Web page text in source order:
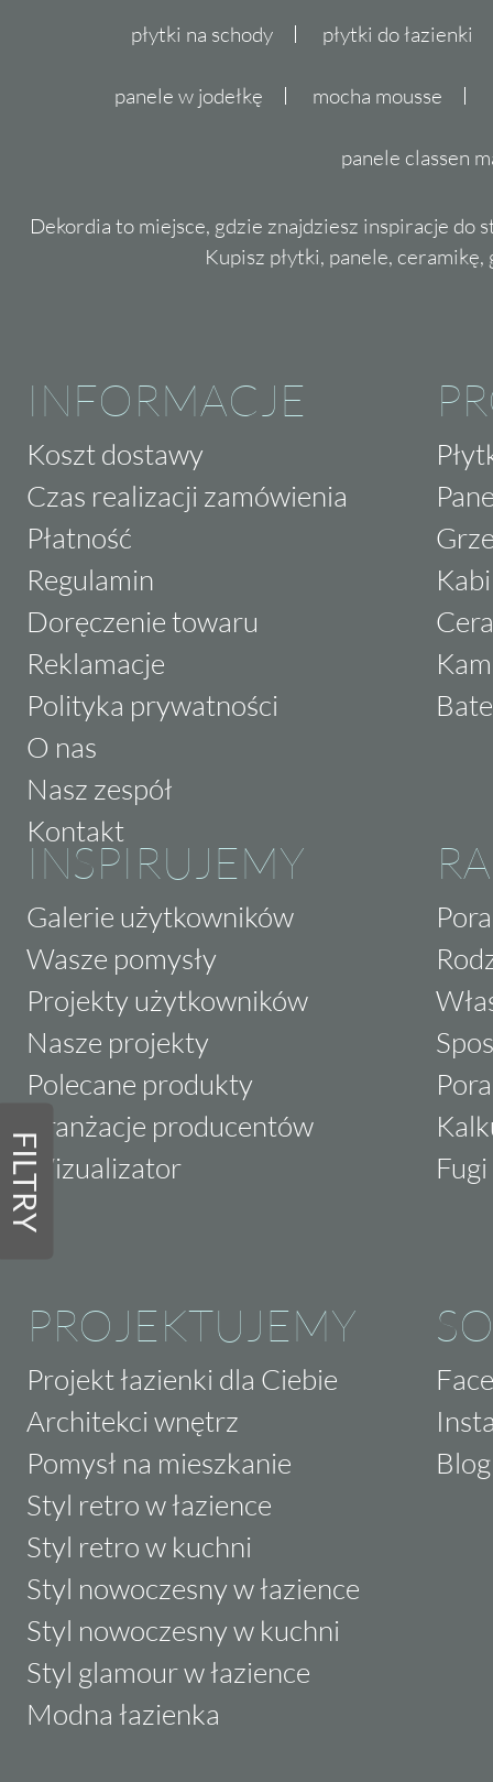
FILTRY
płytki na schody płytki do łazienki
panele w jodełkę mocha mousse
panele classen
Dekordia to miejsce, gdzie znajdziesz inspiracje do
Kupisz płytki, panele,
INFORMACJE
Koszt dostawy
Czas realizacji zamówienia
Płatność
Regulamin
Doręczenie towaru
Reklamacje
Polityka prywatności
O nas
Nasz zespół
Kontakt
INSPIRUJEMY
Galerie użytkowników
Wasze pomysły
Projekty użytkowników
Nasze projekty
Polecane produkty
Aranżacje producentów
Wizualizator
PROJEKTUJEMY
Projekt łazienki dla Ciebie
Architekci wnętrz
Pomysł na mieszkanie
Styl retro w łazience
Styl retro w kuchni
Styl nowoczesny w łazience
Styl nowoczesny w kuchni
Styl glamour w łazience
Modna łazienka
Blog